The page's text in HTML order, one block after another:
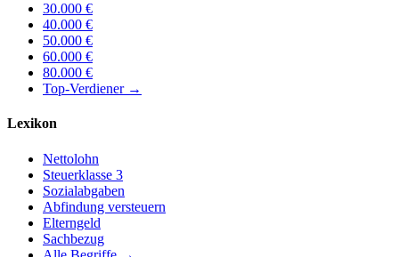
30.000 €
40.000 €
50.000 €
60.000 €
80.000 €
Top-Verdiener→
Lexikon
Nettolohn
Steuerklasse 3
Sozialabgaben
Abfindung versteuern
Elterngeld
Sachbezug